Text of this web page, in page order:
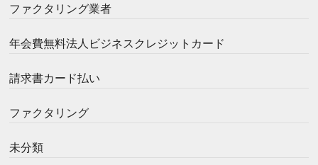
ファクタリング業者
年会費無料法人ビジネスクレジットカード
請求書カード払い
ファクタリング
未分類